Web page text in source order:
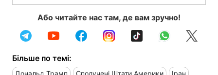
Або читайте нас там, де вам зручно!
Більше по темі:
Дональд Трамп Сполучені Штати Америки Іран